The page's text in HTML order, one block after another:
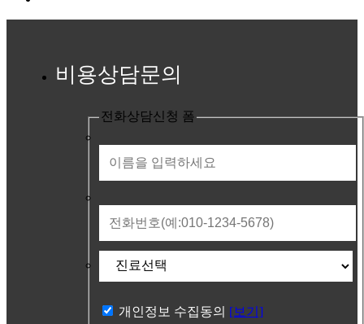
비용상담문의
전화상담신청 폼
개인정보 수집동의 [보기]